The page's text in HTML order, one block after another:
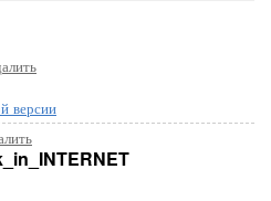
версии